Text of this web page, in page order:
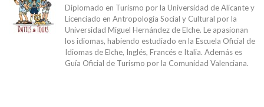
Diplomado en Turismo por la Universidad de Alicante y
Licenciado en Antropología Social y Cultural por la
Universidad Miguel Hernández de Elche. Le apasionan
los idiomas, habiendo estudiado en la Escuela Oficial de
Idiomas de Elche, Inglés, Francés e Italia. Además es
Guía Oficial de Turismo por la Comunidad Valenciana.